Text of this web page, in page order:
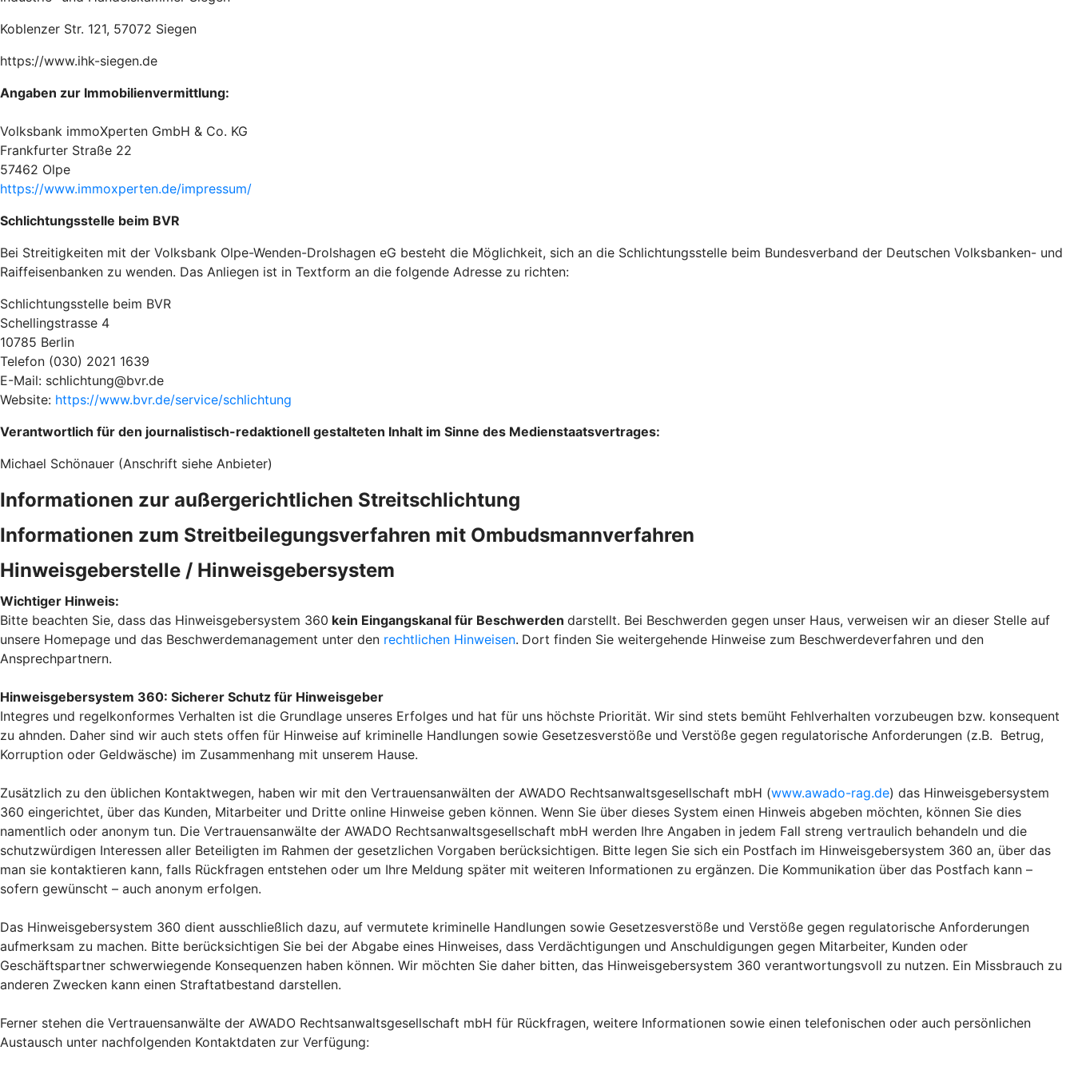
Koblenzer Str. 121, 57072 Siegen
https://www.ihk-siegen.de
Angaben zur Immobilienvermittlung:
Volksbank immoXperten GmbH & Co. KG
Frankfurter Straße 22
57462 Olpe
https://www.immoxperten.de/impressum/
Schlichtungsstelle beim BVR
Bei Streitigkeiten mit der Volksbank Olpe-Wenden-Drolshagen eG besteht die Möglichkeit, sich an die Schlichtungsstelle beim Bundesverband der Deutschen Volksbanken- und
Raiffeisenbanken zu wenden. Das Anliegen ist in Textform an die folgende Adresse zu richten:
Schlichtungsstelle beim BVR
Schellingstrasse 4
10785 Berlin
Telefon (030) 2021 1639
E-Mail: schlichtung@bvr.de
Website: https://www.bvr.de/service/schlichtung
Verantwortlich für den journalistisch-redaktionell gestalteten Inhalt im Sinne des Medienstaatsvertrages:
Michael Schönauer (Anschrift siehe Anbieter)
Informationen zur außergerichtlichen Streitschlichtung
Informationen zum Streitbeilegungsverfahren mit Ombudsmannverfahren
Hinweisgeberstelle / Hinweisgebersystem
Wichtiger Hinweis:
Bitte beachten Sie, dass das Hinweisgebersystem 360 kein Eingangskanal für Beschwerden darstellt. Bei Beschwerden gegen unser Haus, verweisen wir an dieser Stelle auf
unsere Homepage und das Beschwerdemanagement unter den rechtlichen Hinweisen. Dort finden Sie weitergehende Hinweise zum Beschwerdeverfahren und den
Ansprechpartnern.
Hinweisgebersystem 360: Sicherer Schutz für Hinweisgeber
Integres und regelkonformes Verhalten ist die Grundlage unseres Erfolges und hat für uns höchste Priorität. Wir sind stets bemüht Fehlverhalten vorzubeugen bzw. konsequent
zu ahnden. Daher sind wir auch stets offen für Hinweise auf kriminelle Handlungen sowie Gesetzesverstöße und Verstöße gegen regulatorische Anforderungen (z.B. Betrug,
Korruption oder Geldwäsche) im Zusammenhang mit unserem Hause.
Zusätzlich zu den üblichen Kontaktwegen, haben wir mit den Vertrauensanwälten der AWADO Rechtsanwaltsgesellschaft mbH (www.awado-rag.de) das Hinweisgebersystem
360 eingerichtet, über das Kunden, Mitarbeiter und Dritte online Hinweise geben können. Wenn Sie über dieses System einen Hinweis abgeben möchten, können Sie dies
namentlich oder anonym tun. Die Vertrauensanwälte der AWADO Rechtsanwaltsgesellschaft mbH werden Ihre Angaben in jedem Fall streng vertraulich behandeln und die
schutzwürdigen Interessen aller Beteiligten im Rahmen der gesetzlichen Vorgaben berücksichtigen. Bitte legen Sie sich ein Postfach im Hinweisgebersystem 360 an, über das
man sie kontaktieren kann, falls Rückfragen entstehen oder um Ihre Meldung später mit weiteren Informationen zu ergänzen. Die Kommunikation über das Postfach kann –
sofern gewünscht – auch anonym erfolgen.
Das Hinweisgebersystem 360 dient ausschließlich dazu, auf vermutete kriminelle Handlungen sowie Gesetzesverstöße und Verstöße gegen regulatorische Anforderungen
aufmerksam zu machen. Bitte berücksichtigen Sie bei der Abgabe eines Hinweises, dass Verdächtigungen und Anschuldigungen gegen Mitarbeiter, Kunden oder
Geschäftspartner schwerwiegende Konsequenzen haben können. Wir möchten Sie daher bitten, das Hinweisgebersystem 360 verantwortungsvoll zu nutzen. Ein Missbrauch zu
anderen Zwecken kann einen Straftatbestand darstellen.
Ferner stehen die Vertrauensanwälte der AWADO Rechtsanwaltsgesellschaft mbH für Rückfragen, weitere Informationen sowie einen telefonischen oder auch persönlichen
Austausch unter nachfolgenden Kontaktdaten zur Verfügung: